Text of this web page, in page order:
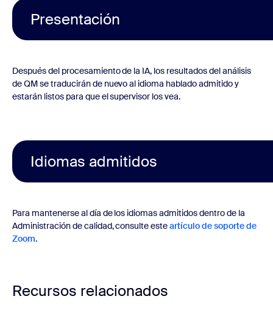
Presentación
Después del procesamiento de la IA, los resultados del análisis
de QM se traducirán de nuevo al idioma hablado admitido y
estarán listos para que el supervisor los vea.
Idiomas admitidos
Para mantenerse al día de los idiomas admitidos dentro de la
Administración de calidad, consulte esteartículo de soporte de
Zoom.
Recursos relacionados